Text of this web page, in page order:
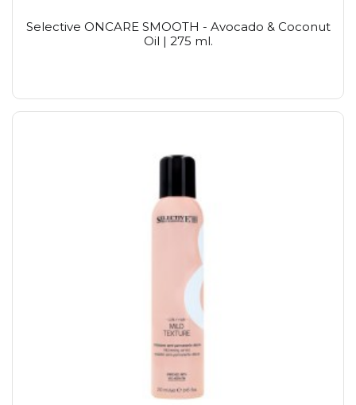
Selective ONCARE SMOOTH - Avocado & Coconut
Oil | 275 ml.